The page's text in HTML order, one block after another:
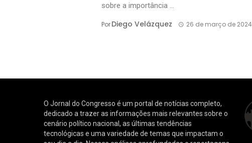
sobre a importância ...
PorDiego Velázquez 26 de março de 2024
O Jornal do Congresso é um portal de notícias completo,
dedicado a trazer as informações mais relevantes sobre o
cenário político nacional, as últimas tendências
tecnológicas e uma variedade de temas que impactam o